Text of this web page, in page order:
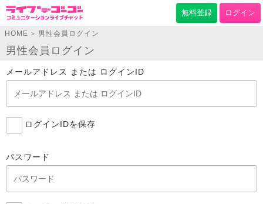
無料登録 ログイン
HOME > 男性会員ログイン
男性会員ログイン
メールアドレス または ログインID
ログインIDを保存
パスワード